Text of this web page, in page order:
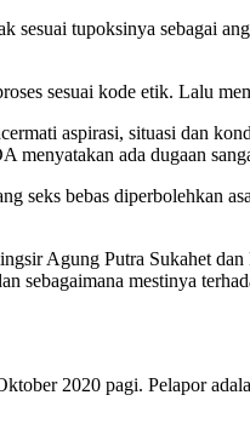
sesuai tupoksinya sebagai
sesuai kode etik. Lalu
aspirasi, situasi dan
ada dugaan
bebas diperbolehkan
Agung Putra Sukahet
sebagaimana mestinya
2020 pagi. Pelapor